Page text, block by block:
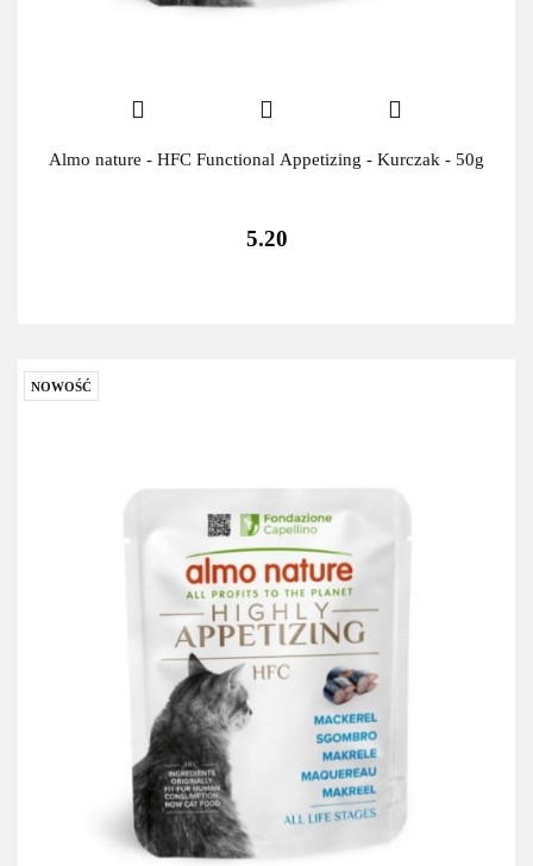
Almo nature - HFC Functional Appetizing - Kurczak - 50g
5.20
NOWOŚĆ